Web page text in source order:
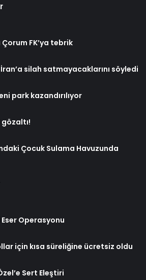
FK’ya tebrik
silah satmayacaklarını söyledi
park kazandırılıyor
gözaltı!
Çocuk Sulama Havuzunda
Operasyonu
için kısa süreliğine ücretsiz oldu
Sert Eleştiri